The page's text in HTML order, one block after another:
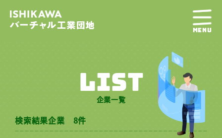
MENU
LIST
企業一覧
検索結果企業 8件